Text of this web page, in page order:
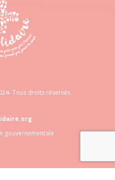
Tous droits réservés
gouvernementale